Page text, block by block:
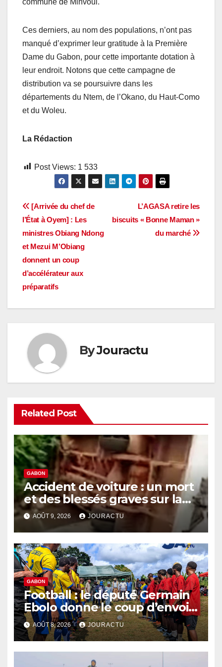
Ces derniers, au nom des populations, n’ont pas
manqué d’exprimer leur gratitude à la Première
Dame du Gabon, pour cette importante dotation à
leur endroit. Notons que cette campagne de
distribution va se poursuivre dans les
départements du Ntem, de l’Okano, du Haut-Como
et du Woleu.
La Rédaction
Post Views: 1 533
Navigation
de
l’article
L’AGASA retire les
biscuits « Bonne Maman »
du marché
[Arrivée du chef de
l’État à Oyem] : Les
ministres Obiang Ndong
et Mezui M’Obiang
donnent un coup
d’accélérateur aux
préparatifs
ByJouractu
Related Post
GABON
Accident de voiture : un mort
et des blessés graves sur la
route économique
AOÛT 9, 2026 JOURACTU
GABON
Football : le député Germain
Ebolo donne le coup d’envoi
du Tournoi Pierre Claver
Zeng Ebome
AOÛT 8, 2026 JOURACTU